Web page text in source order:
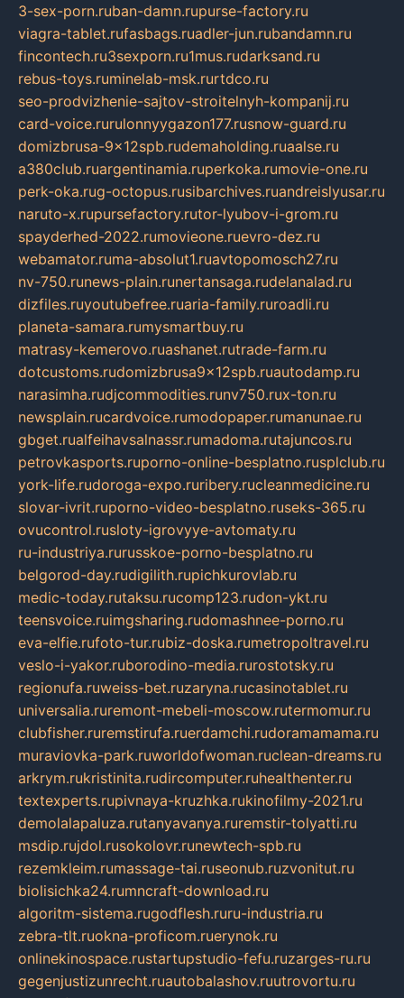
3-sex-porn.ruban-damn.rupurse-factory.ru
viagra-tablet.rufasbags.ruadler-jun.rubandamn.ru
fincontech.ru3sexporn.ru1mus.rudarksand.ru
rebus-toys.ruminelab-msk.rurtdco.ru
seo-prodvizhenie-sajtov-stroitelnyh-kompanij.ru
card-voice.rurulonnyygazon177.rusnow-guard.ru
domizbrusa-9x12spb.rudemaholding.ruaalse.ru
a380club.ruargentinamia.ruperkoka.rumovie-one.ru
perk-oka.rug-octopus.rusibarchives.ruandreislyusar.ru
naruto-x.rupursefactory.rutor-lyubov-i-grom.ru
spayderhed-2022.rumovieone.ruevro-dez.ru
webamator.ruma-absolut1.ruavtopomosch27.ru
nv-750.runews-plain.runertansaga.rudelanalad.ru
dizfiles.ruyoutubefree.ruaria-family.ruroadli.ru
planeta-samara.rumysmartbuy.ru
matrasy-kemerovo.ruashanet.rutrade-farm.ru
dotcustoms.rudomizbrusa9x12spb.ruautodamp.ru
narasimha.rudjcommodities.runv750.rux-ton.ru
newsplain.rucardvoice.rumodopaper.rumanunae.ru
gbget.rualfeihavsalnassr.rumadoma.rutajuncos.ru
petrovkasports.ruporno-online-besplatno.rusplclub.ru
york-life.rudoroga-expo.ruribery.rucleanmedicine.ru
slovar-ivrit.ruporno-video-besplatno.ruseks-365.ru
ovucontrol.rusloty-igrovyye-avtomaty.ru
ru-industriya.rurusskoe-porno-besplatno.ru
belgorod-day.rudigilith.rupichkurovlab.ru
medic-today.rutaksu.rucomp123.rudon-ykt.ru
teensvoice.ruimgsharing.rudomashnee-porno.ru
eva-elfie.rufoto-tur.rubiz-doska.rumetropoltravel.ru
veslo-i-yakor.ruborodino-media.rurostotsky.ru
regionufa.ruweiss-bet.ruzaryna.rucasinotablet.ru
universalia.ruremont-mebeli-moscow.rutermomur.ru
clubfisher.ruremstirufa.ruerdamchi.rudoramamama.ru
muraviovka-park.ruworldofwoman.ruclean-dreams.ru
arkrym.rukristinita.rudircomputer.ruhealthenter.ru
textexperts.rupivnaya-kruzhka.rukinofilmy-2021.ru
demolalapaluza.rutanyavanya.ruremstir-tolyatti.ru
msdip.rujdol.rusokolovr.runewtech-spb.ru
rezemkleim.rumassage-tai.ruseonub.ruzvonitut.ru
biolisichka24.rumncraft-download.ru
algoritm-sistema.rugodflesh.ruru-industria.ru
zebra-tlt.ruokna-proficom.ruerynok.ru
onlinekinospace.rustartupstudio-fefu.ruzarges-ru.ru
gegenjustizunrecht.ruautobalashov.ruutrovortu.ru